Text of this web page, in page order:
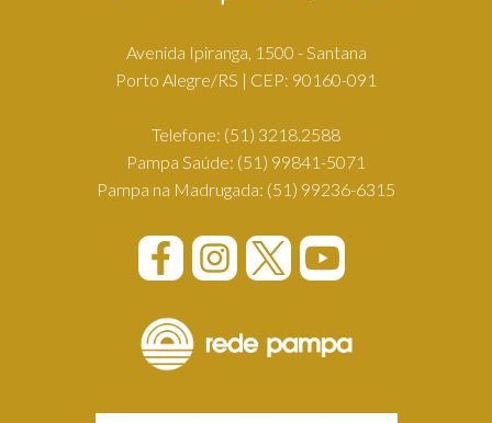
Avenida Ipiranga, 1500 - Santana
Porto Alegre/RS | CEP: 90160-091
Telefone: (51) 3218.2588
Pampa Saúde: (51) 99841-5071
Pampa na Madrugada: (51) 99236-6315